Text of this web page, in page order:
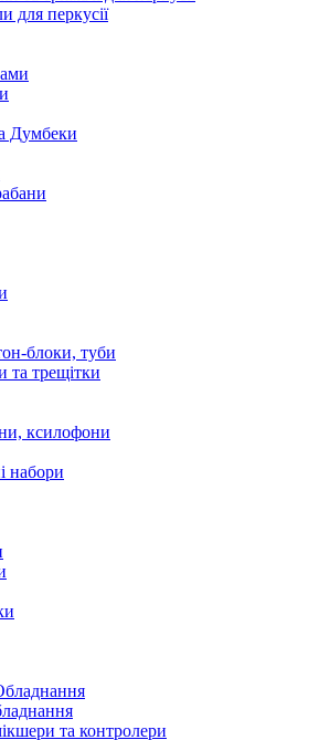
для перкусії
Думбеки
блоки, туби
та трещітки
ксилофони
набори
та контролери